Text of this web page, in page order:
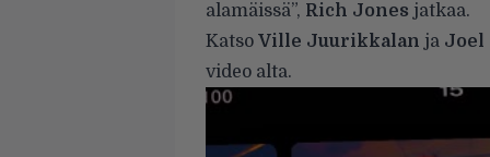
alamäissä”, Rich Jones jatkaa.
Katso Ville Juurikkalan ja Joel
video alta.